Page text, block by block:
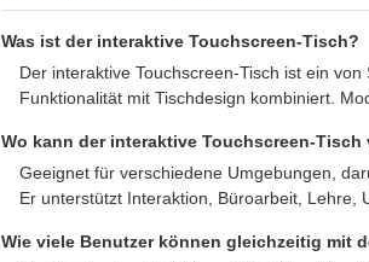
Was ist der interaktive Touchscreen-Tisch?
Der interaktive Touchscreen-Tisch ist ein
Funktionalität mit Tischdesign kombiniert.
Wo kann der interaktive Touchscreen-Tisch
Geeignet für verschiedene Umgebungen,
Er unterstützt Interaktion, Büroarbeit, Lehre,
Wie viele Benutzer können gleichzeitig mit